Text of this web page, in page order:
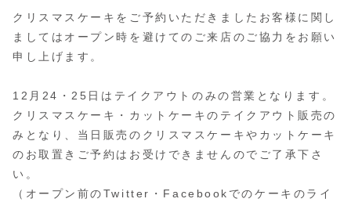
クリスマスケーキをご予約いただきましたお客様に関し
ましてはオープン時を避けてのご来店のご協力をお願い
申し上げます。
12月24・25日はテイクアウトのみの営業 となります。
クリスマスケーキ・カットケーキのテイクアウト販売の
みとなり、当日販売のクリスマスケーキやカットケーキ
のお取置きご予約はお受けできませんのでご了承下さ
い。
（オープン前のTwitter・Facebookでのケーキのライ